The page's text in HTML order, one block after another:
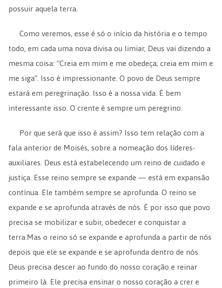
possuir aquela terra.
Como veremos, esse é só o início da história e o tempo
todo, em cada uma nova divisa ou limiar, Deus vai dizendo a
mesma coisa: “Creia em mim e me obedeça; creia em mim e
me siga”. Isso é impressionante. O povo de Deus sempre
estará em peregrinação. Isso é a nossa vida. É bem
interessante isso. O crente é sempre um peregrino.
Por que será que isso é assim? Isso tem relação com a
fala anterior de Moisés, sobre a nomeação dos líderes-
auxiliares. Deus está estabelecendo um reino de cuidado e
justiça. Esse reino sempre se expande — está em expansão
contínua. Ele também sempre se aprofunda. O reino se
expande e se aprofunda através de nós. É por isso que povo
precisa se mobilizar e subir, obedecer e conquistar a
terra.Mas o reino só se expande e aprofunda a partir de nós
depois que ele se expande e se aprofunda dentro de nós.
Deus precisa descer ao fundo do nosso coração e reinar
primeiro lá. Ele precisa ensinar o nosso coração a crer e